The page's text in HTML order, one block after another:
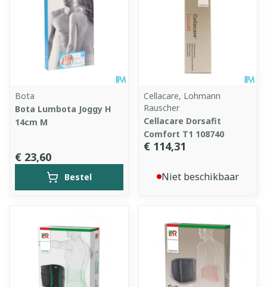
Bota
Bota Lumbota Joggy H
14cm M
€ 23,60
Bestel
Cellacare, Lohmann
Rauscher
Cellacare Dorsafit
Comfort T1 108740
€ 114,31
Niet beschikbaar